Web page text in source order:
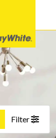
Filter